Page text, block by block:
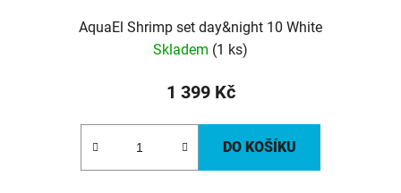
AquaEl Shrimp set day&night 10 White
Skladem (1 ks)
1 399 Kč
DO KOŠÍKU